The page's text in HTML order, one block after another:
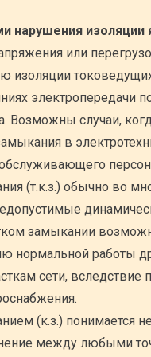
нарушения изоляции
или
изоляции
электропередачи
Возможны случаи,
в
(т.к.з.) обычно во
замыкании
нормальной работы
сети, вследствие
(к.з.) понимается
между любыми